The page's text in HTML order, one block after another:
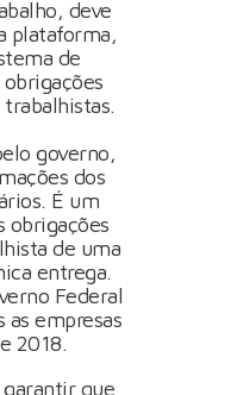
deve
plataforma,
de
governo,
dos
É um
obrigações
de uma
entrega.
Federal
empresas
2018.
que